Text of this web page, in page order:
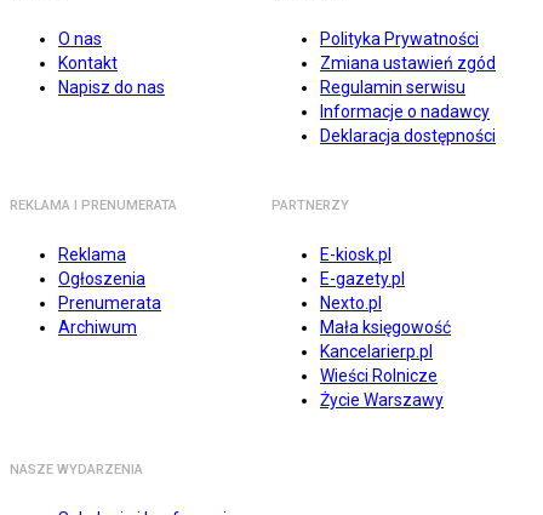
O nas
Kontakt
Napisz do nas
Polityka Prywatności
Zmiana ustawień zgód
Regulamin serwisu
Informacje o nadawcy
Deklaracja dostępności
REKLAMA I PRENUMERATA
Reklama
Ogłoszenia
Prenumerata
Archiwum
PARTNERZY
E-kiosk.pl
E-gazety.pl
Nexto.pl
Mała księgowość
Kancelarierp.pl
Wieści Rolnicze
Życie Warszawy
NASZE WYDARZENIA